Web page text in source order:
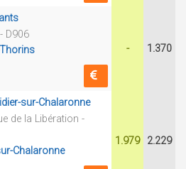
D906
- 1.370
sur-Chalaronne
de la Libération -
Chalaronne
1.979 2.229